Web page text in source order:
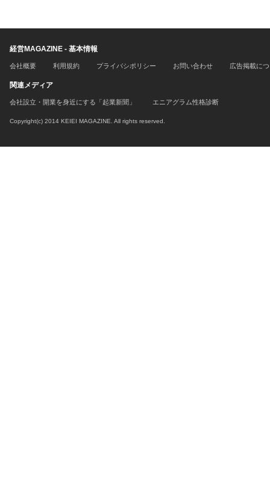
経営MAGAZINE - 基本情報
会社概要 利用規約 プライバシポリシー お問い合わせ 広告掲載に
関連メディア
会社設立・開業を身近にする「起業新聞」 エニアグラム性格診断
Copyright(c) 2014 KEIEI MAGAZINE. All rights reserved.